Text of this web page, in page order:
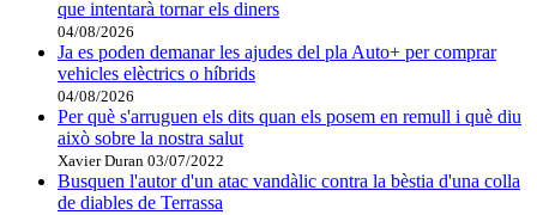
que intentarà tornar els diners
04/08/2026
Ja es poden demanar les ajudes del pla Auto+ per comprar
vehicles elèctrics o híbrids
04/08/2026
Per què s'arruguen els dits quan els posem en remull i què diu
això sobre la nostra salut
Xavier Duran 03/07/2022
Busquen l'autor d'un atac vandàlic contra la bèstia d'una colla
de diables de Terrassa